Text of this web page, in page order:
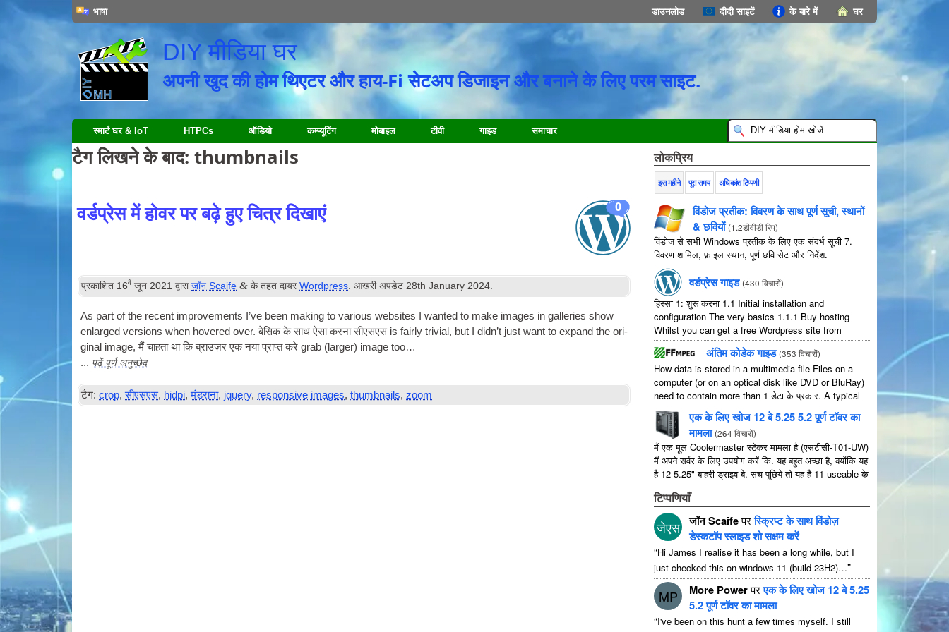
घर
के बारे में
दीदी साइटें
डाउनलोड
भाषा
DIY मीडिया घर
अपनी खुद की होम थिएटर और हाय-Fi सेटअप डिजाइन और बनाने के लिए परम साइट.
स्मार्ट घर & IoT HTPCs ऑडियो कम्प्यूटिंग मोबाइल टीवी गाइड समाचार
टैग लिखने के बाद: thumbnails
0
वर्डप्रेस में होवर पर बढ़े हुए चित्र दिखाएं
प्रकाशित 16वें जून 2021 द्वाराजॉन Scaife & के तहत दायरWordpress. आखरी अपडेट28th January 2024.
As part of the recent improve­ments I’ve been mak­ing to vari­ous web­sites I wanted to make images in gal­ler­ies show
enlarged ver­sions when hovered over. बेसिक के साथ ऐसा करनासीएसएस is fairly trivi­al, but I did­n’t just want to expand the ori­
gin­al image, मैं चाहता था कि ब्राउज़र एक नया प्राप्त करे grab (lar­ger) image too…
... पढ़ें पूर्ण अनुच्छेद
टैग: crop,सीएसएस, hidpi,मंडराना, jquery, responsive images,thumbnails,zoom
लोकप्रिय
इस महीने पूरा समय अधिकांश टिप्पणी
विंडोज प्रतीक: विवरण के साथ पूर्ण सूची, स्थानों
& छवियों (1.2डीवीडी रिप)
विंडोज से सभी Windows प्रतीक के लिए एक संदर्भ सूची 7.
विवरण शामिल, फ़ाइल स्थान, पूर्ण छवि सेट और निर्देश.
वर्डप्रेस गाइड (430 विचारों)
हिस्सा 1: शुरू करना 1.1 Initial installation and
configuration The very basics 1.1.1 Buy hosting
Whilst you can get a free Wordpress site from
wordpress.com,you lose some control and you
have to serve their...
अंतिम कोडेक गाइड (353 विचारों)
How data is stored in a multimedia file Files on a
computer(or on an optical disk like DVD or BluRay)
need to contain more than 1 डेटा के प्रकार.A typical
movie will include...
एक के लिए खोज 12 बे 5.25 5.2 पूर्ण टॉवर का
मामला (264 विचारों)
मैं एक मूल Coolermaster स्टेकर मामला है (एसटीसी-T01-UW)
मैं अपने सर्वर के लिए उपयोग करें कि. यह बहुत अच्छा है, क्योंकि यह
है 12 5.25" बाहरी ड्राइव बे. सच पूछिये तो यह है 11 useable के
टिप्पणियाँ
जेएस जॉन Scaifeपरस्क्रिप्ट के साथ विंडोज़
डेस्कटॉप स्लाइड शो सक्षम करें
“Hi James I realise it has been a long while,but I
just checked this on windows 11 (build 23H2)…”
MP More Powerपरएक के लिए खोज 12 बे 5.25
5.2 पूर्ण टॉवर का मामला
“I've been on this hunt a few times myself. I still